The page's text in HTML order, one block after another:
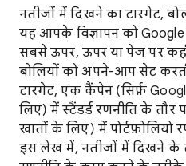
नतीजों में दिखने का टारगेट,
यह आपके विज्ञापन को
सबसे ऊपर, ऊपर या पेज पर
बोलियों को अपने-आप सेट
टारगेट, एक कैंपेन (सिर्फ़
लिए) में स्टैंडर्ड रणनीति के
खातों के लिए) में पोर्टफ़ोलियो
इस लेख में, नतीजों में दिखने के